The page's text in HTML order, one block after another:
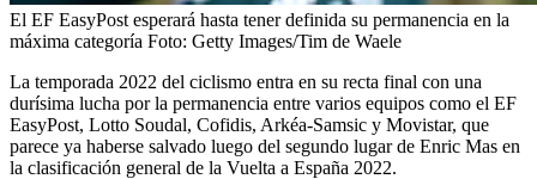
El EF EasyPost esperará hasta tener definida su permanencia en la
máxima categoría Foto: Getty Images/Tim de Waele
La temporada 2022 del ciclismo entra en su recta final con una
durísima lucha por la permanencia entre varios equipos como el EF
EasyPost, Lotto Soudal, Cofidis, Arkéa-Samsic y Movistar, que
parece ya haberse salvado luego del segundo lugar de Enric Mas en
la clasificación general de la Vuelta a España 2022.